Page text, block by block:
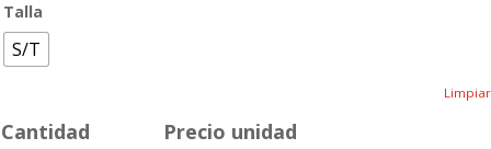
Talla
S/T
Limpiar
Cantidad
Precio unidad